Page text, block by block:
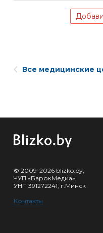
Все медицинские
© 2009-2026 blizko.by,
ЧУП «БарокМедиа»,
УНП 391272241, г.Минск
Контакты